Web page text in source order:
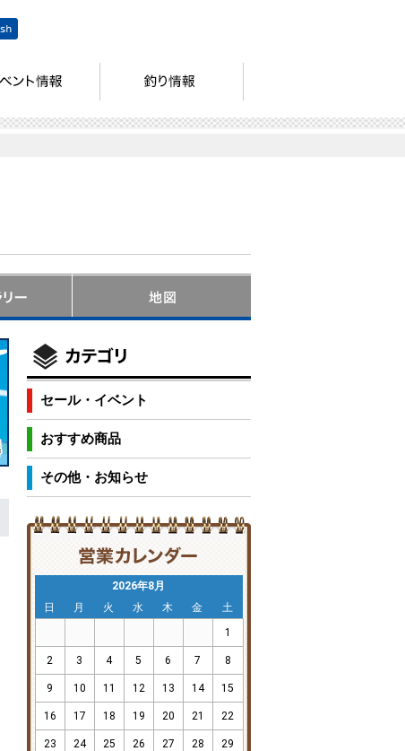
セール・イベント
おすすめ商品
その他・お知らせ
2026年8月
日
月 火 水 木 金
土
1
2 3 4 5 6 7 8
9 10 11 12 13 14 15
16 17 18 19 20 21 22
23 24 25 26 27 28 29